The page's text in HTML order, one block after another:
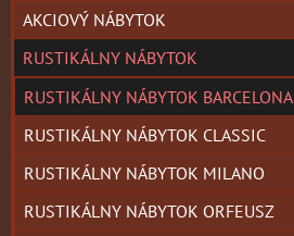
AKCIOVÝ NÁBYTOK
RUSTIKÁLNY NÁBYTOK
RUSTIKÁLNY NÁBYTOK BARCELONA
RUSTIKÁLNY NÁBYTOK CLASSIC
RUSTIKÁLNY NÁBYTOK MILANO
RUSTIKÁLNY NÁBYTOK ORFEUSZ